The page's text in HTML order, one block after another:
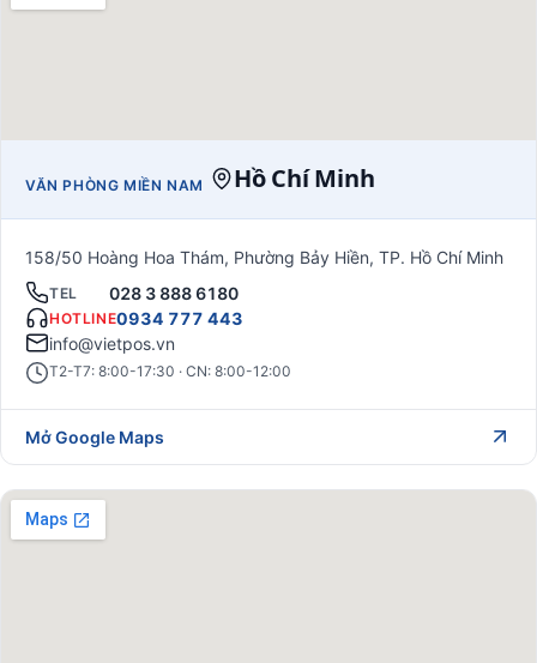
VĂN PHÒNG MIỀN NAM Hồ Chí Minh
158/50 Hoàng Hoa Thám, Phường Bảy Hiền, TP. Hồ Chí Minh
TEL 028 3 888 6180
HOTLINE0934 777 443
info@vietpos.vn
T2-T7: 8:00-17:30 · CN: 8:00-12:00
Mở Google Maps